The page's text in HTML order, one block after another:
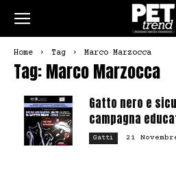
Home Tag Marco Marzocca
Tag: Marco Marzocca
Gatto nero e
campagna
Gatti 21